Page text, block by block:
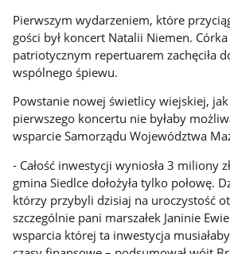
Pierwszym wydarzeniem, które
gości był koncert Natalii Niemen. Córka
patriotycznym repertuarem zachęciła
wspólnego śpiewu.
Powstanie nowej świetlicy wiejskiej,
pierwszego koncertu nie byłaby
wsparcie Samorządu Województwa
- Całość inwestycji wyniosła 3 miliony
gmina Siedlce dołożyła tylko połowę.
którzy przybyli dzisiaj na uroczystość
szczególnie pani marszałek Janinie
wsparcia której ta inwestycja